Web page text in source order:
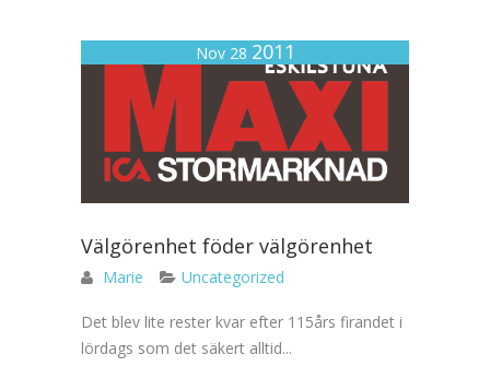
Nov 28 2011
Välgörenhet föder välgörenhet
Marie Uncategorized
Det blev lite rester kvar efter 115års firandet i
lördags som det säkert alltid...